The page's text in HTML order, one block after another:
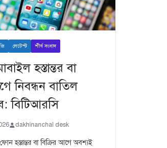
লেটেস্ট শীর্ষ সংবাদ
হস্তান্তর বা
নিবন্ধন বাতিল
বিটিআরসি
dakhinanchal desk
হস্তান্তর বা বিক্রির আগে অবশ্যই